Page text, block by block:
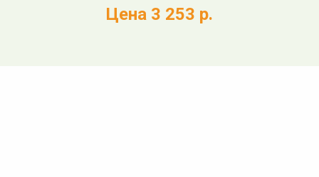
Цена 3 253 р.